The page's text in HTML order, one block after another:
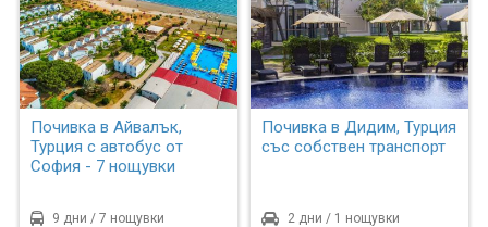
Почивка в Айвалък,
Турция с автобус от
София - 7 нощувки
9 дни / 7 нощувки
Почивка в Дидим, Турция
със собствен транспорт
2 дни / 1 нощувки